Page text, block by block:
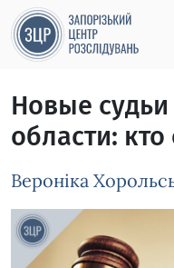
Новые
области: кто
Вероніка
Зображення завантажується